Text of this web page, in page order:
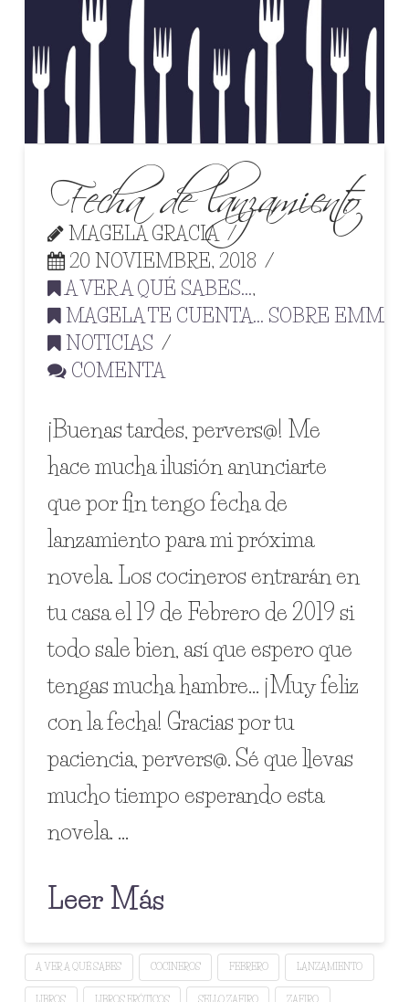
Fecha de lanzamiento
MAGELA GRACIA
20 NOVIEMBRE, 2018
A VER A QUÉ SABES...,
MAGELA TE CUENTA... SOBRE EMMA
NOTICIAS
COMENTA
¡Buenas tardes, pervers@! Me
hace mucha ilusión anunciarte
que por fin tengo fecha de
lanzamiento para mi próxima
novela. Los cocineros entrarán en
tu casa el 19 de Febrero de 2019 si
todo sale bien, así que espero que
tengas mucha hambre… ¡Muy feliz
con la fecha! Gracias por tu
paciencia, pervers@. Sé que llevas
mucho tiempo esperando esta
novela. …
Leer Más
A VER A QUÉ SABES COCINEROS FEBRERO LANZAMIENTO